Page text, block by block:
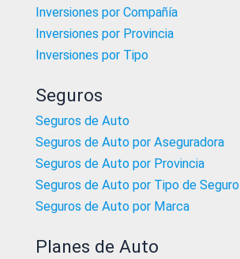
Inversiones por Compañía
Inversiones por Provincia
Inversiones por Tipo
Seguros
Seguros de Auto
Seguros de Auto por Aseguradora
Seguros de Auto por Provincia
Seguros de Auto por Tipo de Seguro
Seguros de Auto por Marca
Planes de Auto